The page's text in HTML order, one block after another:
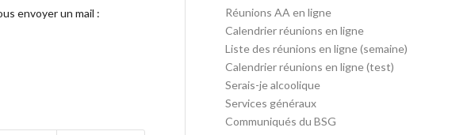
envoyer un mail :
Réunions AA en ligne
Calendrier réunions en ligne
Liste des réunions en ligne (semaine)
Calendrier réunions en ligne (test)
Serais-je alcoolique
Services généraux
Communiqués du BSG